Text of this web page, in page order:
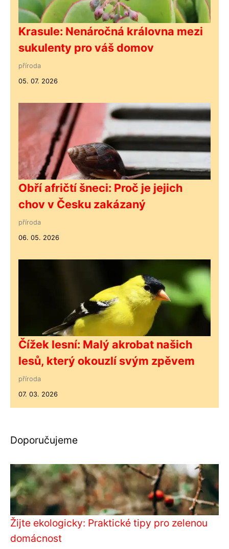
Krasule: Nenáročná královna mezi
sukulenty pro váš domov
příroda
05. 07. 2026
Obří afričtí šneci: Proč je jejich
chov v Česku zakázaný
příroda
06. 05. 2026
Čížek lesní: Malý akrobat našich
lesů, který okouzlí svým zpěvem
příroda
07. 03. 2026
Doporučujeme
Žijte ekologicky: Praktické tipy pro zelenou
domácnost